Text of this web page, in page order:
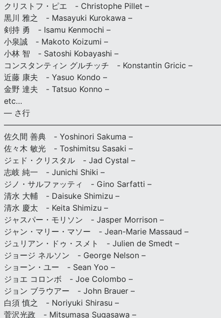
クリストフ・ピエ - Christophe Pillet –
黒川 雅之 - Masayuki Kurokawa –
剣持 勇 - Isamu Kenmochi –
小泉誠 - Makoto Koizumi –
小林 智 - Satoshi Kobayashi –
コンスタンティン グルチッチ - Konstantin Gricic –
近藤 康夫 - Yasuo Kondo –
金野 達夫 - Tatsuo Konno –
etc…
— さ行
佐久間 善典 - Yoshinori Sakuma –
佐々木 敏光 - Toshimitsu Sasaki –
ジェド・クリスタル - Jad Cystal –
志岐 純一 - Junichi Shiki –
ジノ・サルファッティ - Gino Sarfatti –
清水 大輔 - Daisuke Shimizu –
清水 慶太 - Keita Shimizu –
ジャスパー・モリソン - Jasper Morrison –
ジャン・マリー・マソー - Jean-Marie Massaud –
ジュリアン・ドゥ・スメト - Julien de Smedt –
ジョージ ネルソン - George Nelson –
ショーン・ユー - Sean Yoo –
ジョエ コロンボ - Joe Colombo –
ジョン ブラウアー - John Brauer –
白須 慎之 - Noriyuki Shirasu –
菅沢光政 - Mitsumasa Sugasawa –